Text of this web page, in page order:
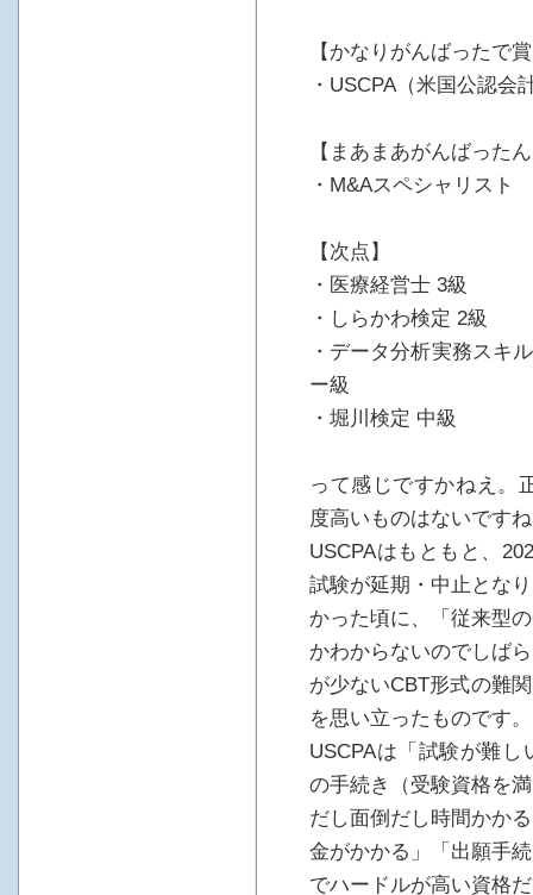
【かなりがんばったで
・USCPA（米国公認会
【まあまあがんばった
・M&Aスペシャリスト
【次点】
・医療経営士 3級
・しらかわ検定 2級
・データ分析実務スキ
ー級
・堀川検定 中級
って感じですかねえ。
度高いものはないです
USCPAはもともと、
試験が延期・中止とな
かった頃に、「従来型
かわからないのでしば
が少ないCBT形式の難
を思い立ったものです。
USCPAは「試験が難
の手続き（受験資格を
だし面倒だし時間かか
金がかかる」「出願手
でハードルが高い資格